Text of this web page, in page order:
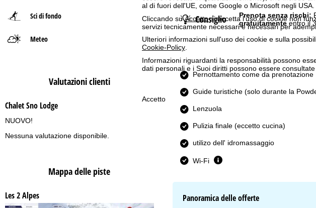
al di fuori dell'UE, come Google o Microsoft negli USA.
Cliccando suAccettosi accetta l'uso di cookie non
servizi tecnicamente necessari e necessari per
Ulteriori informazioni sull'uso dei cookie e sulla
Cookie-Policy
Informazioni riguardanti la responsabilità possono
dati personali e i Suoi diritti possono essere
Accetto
Sci di fondo
Meteo
Valutazioni clienti
Chalet Sno Lodge
NUOVO!
Nessuna valutazione disponibile.
Mappa delle piste
Les 2 Alpes
p
a
g
e
Consiglio Prenota senza rischi:
gratuitamenteentro il
Pernottamento come da prenotazione
Guide turistiche (solo durante la
Lenzuola
Pulizia finale (eccetto cucina)
utilizo dell' idromassaggio
Wi-Fi
Panoramica delle offerte